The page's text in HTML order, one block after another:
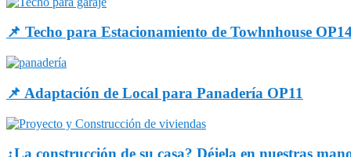
📌 Techo para Estacionamiento de Towhnhouse
📌 Adaptación de Local para Panadería OP11
¿La construcción de su casa? Déjela en nuestras